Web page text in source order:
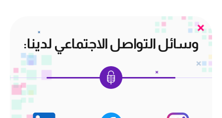
وسائل التواصل الاجتماعي لدينا: